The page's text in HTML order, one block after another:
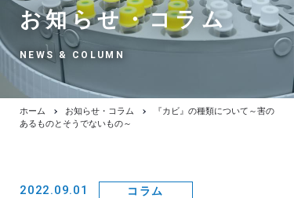
お知らせ・コラム
NEWS & COLUMN
ホーム お知らせ・コラム
『カビ』の種類について～害の
あるものとそうでないもの～
2022.09.01 コラム